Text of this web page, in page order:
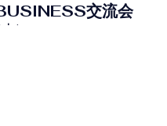
BUSINESS交流会
)